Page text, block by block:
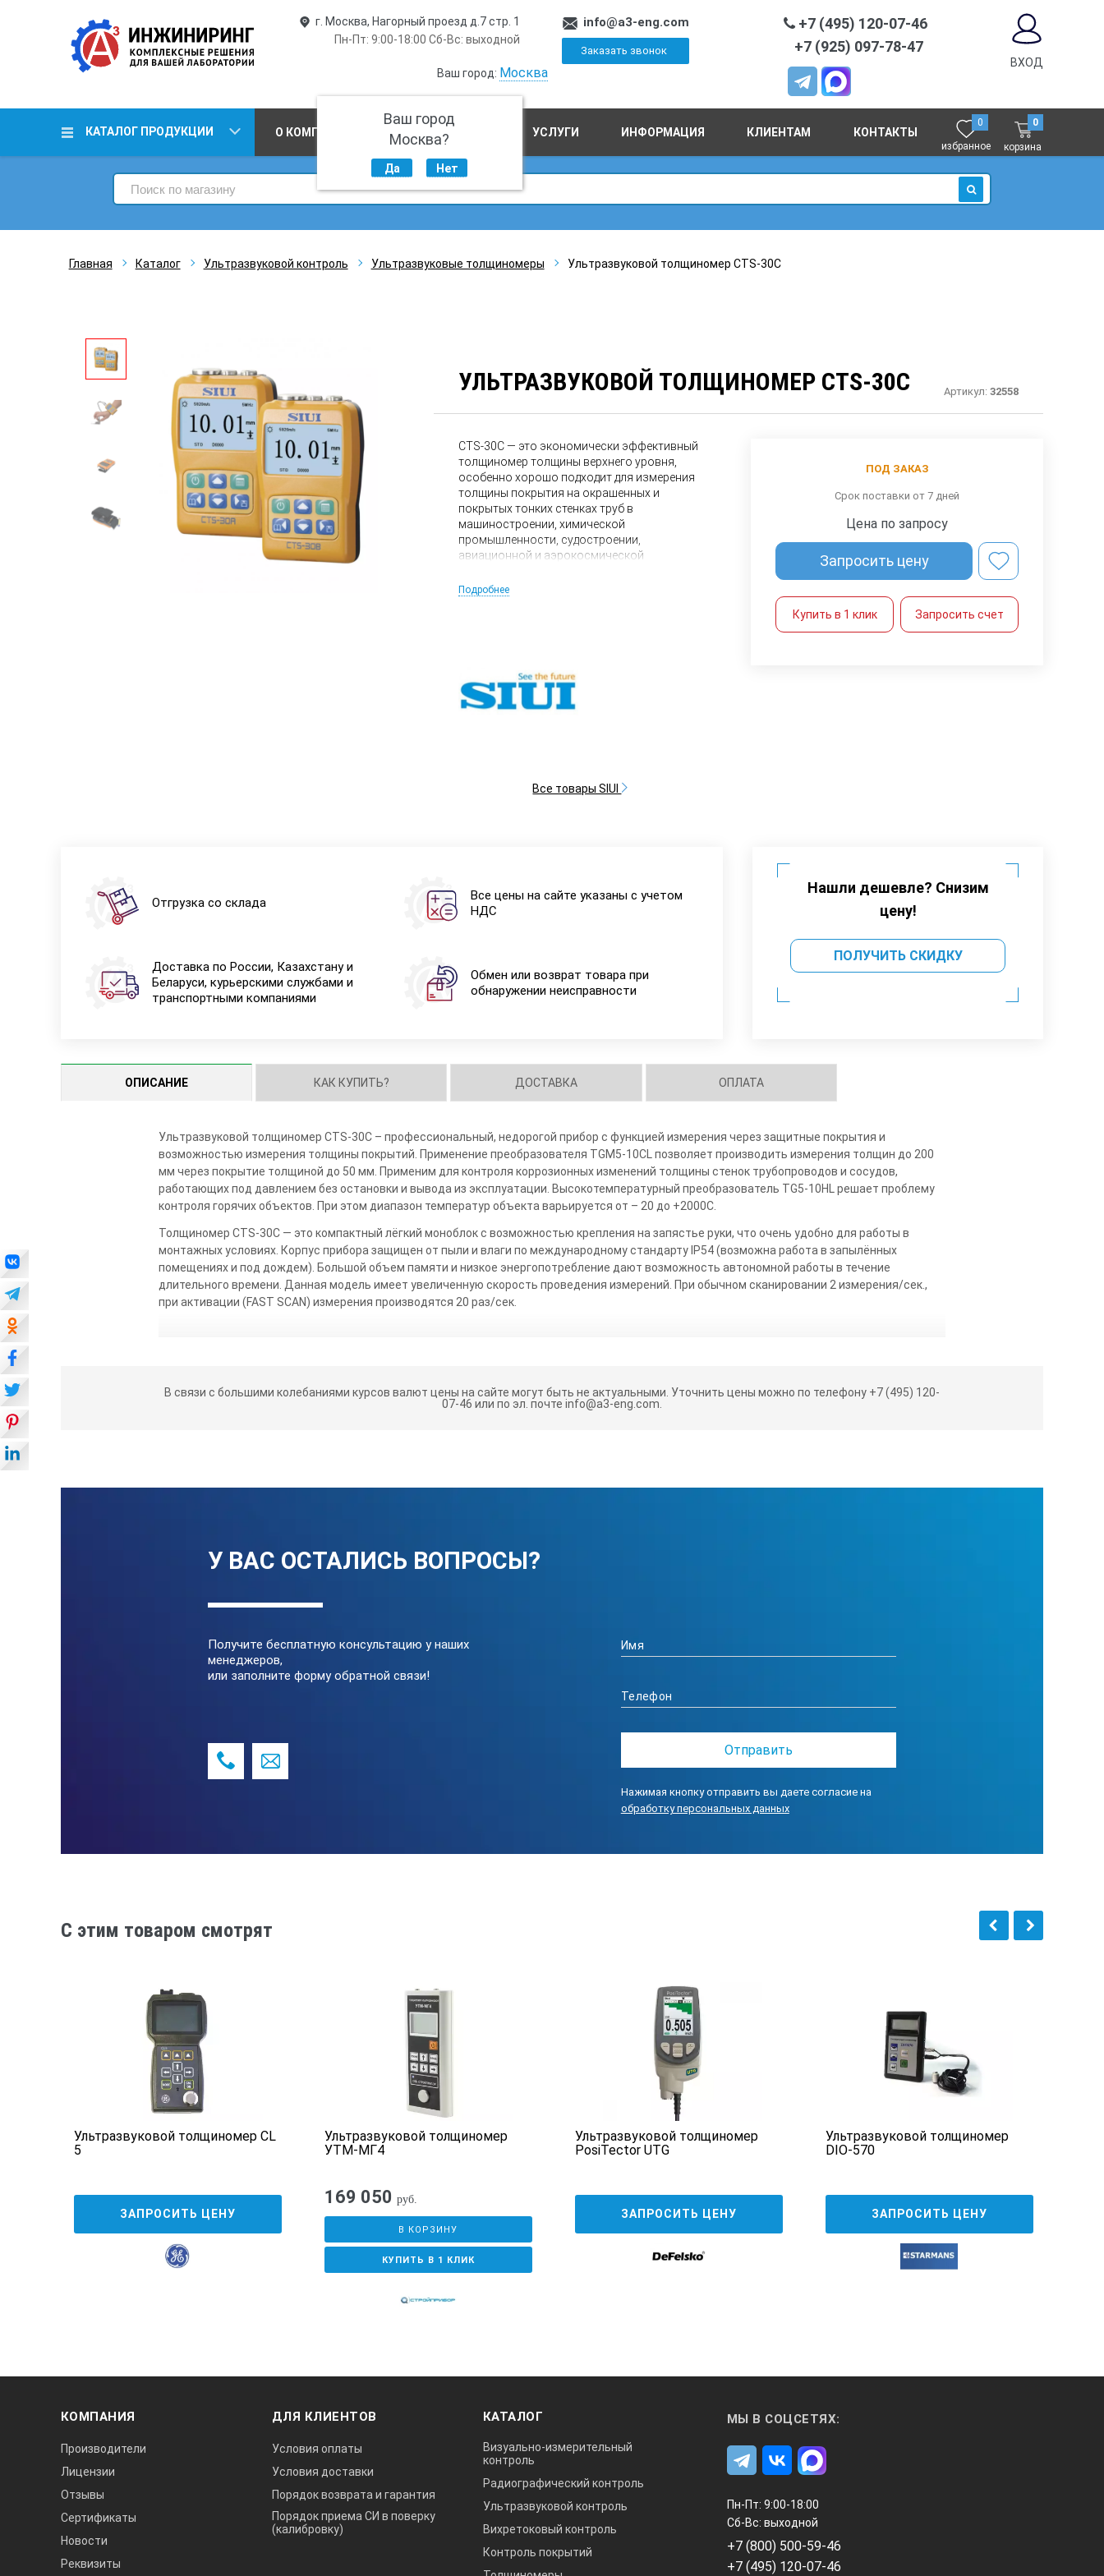
г. Москва, Нагорный проезд д.7 стр. 1
Пн-Пт: 9:00-18:00 Сб-Вс: выходной
Ваш город: Москва
Ваш город
Москва?
Да Нет
info@a3-eng.com
Заказать звонок
+7 (495) 120-07-46
+7 (925) 097-78-47
ВХОД
КАТАЛОГ ПРОДУКЦИИ О КОМПАНИИ ПРОИЗВОДСТВО УСЛУГИ ИНФОРМАЦИЯ КЛИЕНТАМ КОНТАКТЫ
0
избранное
0
корзина
ИСКАТЬ
Главная Каталог Ультразвуковой контроль Ультразвуковые толщиномеры Ультразвуковой толщиномер CTS-30C
УЛЬТРАЗВУКОВОЙ ТОЛЩИНОМЕР CTS-30C Артикул:32558
CTS-30C — это экономически эффективный
толщиномер толщины верхнего уровня,
особенно хорошо подходит для измерения
толщины покрытия на окрашенных и
покрытых тонких стенках труб в
машиностроении, химической
промышленности, судостроении,
авиационной и аэрокосмической
Подробнее
Все товары SIUI
ПОД ЗАКАЗ
Срок поставки от 7 дней
Цена по запросу
Запросить цену
Купить в 1 клик Запросить счет
Отгрузка со склада
Все цены на сайте указаны с учетом
НДС
Доставка по России, Казахстану и
Беларуси, курьерскими службами и
транспортными компаниями
Обмен или возврат товара при
обнаружении неисправности
Нашли дешевле? Снизим
цену!
ПОЛУЧИТЬ СКИДКУ
ОПИСАНИЕ КАК КУПИТЬ? ДОСТАВКА ОПЛАТА
Ультразвуковой толщиномер CTS-30C – профессиональный, недорогой прибор с функцией измерения через защитные покрытия и
возможностью измерения толщины покрытий. Применение преобразователя TGM5-10CL позволяет производить измерения толщин до 200
мм через покрытие толщиной до 50 мм. Применим для контроля коррозионных изменений толщины стенок трубопроводов и сосудов,
работающих под давлением без остановки и вывода из эксплуатации. Высокотемпературный преобразователь TG5-10HL решает проблему
контроля горячих объектов. При этом диапазон температур объекта варьируется от – 20 до +2000С.
Толщиномер CTS-30C — это компактный лёгкий моноблок с возможностью крепления на запястье руки, что очень удобно для работы в
монтажных условиях. Корпус прибора защищен от пыли и влаги по международному стандарту IP54 (возможна работа в запылённых
помещениях и под дождем). Большой объем памяти и низкое энергопотребление дают возможность автономной работы в течение
длительного времени. Данная модель имеет увеличенную скорость проведения измерений. При обычном сканировании 2 измерения/сек.,
при активации (FAST SCAN) измерения производятся 20 раз/сек.
В связи с большими колебаниями курсов валют цены на сайте могут быть не актуальными. Уточнить цены можно по телефону +7 (495) 120-
07-46 или по эл. почте info@a3-eng.com.
У ВАС ОСТАЛИСЬ ВОПРОСЫ?
Получите бесплатную консультацию у наших
менеджеров,
или заполните форму обратной связи!
Нажимая кнопку отправить вы даете согласие на
обработку персональных данных
C этим товаром смотрят
Ультразвуковой толщиномер CL
5
ЗАПРОСИТЬ ЦЕНУ
Ультразвуковой толщиномер
УТМ-МГ4
169 050 руб.
В КОРЗИНУ
КУПИТЬ В 1 КЛИК
Ультразвуковой толщиномер
PosiTector UTG
ЗАПРОСИТЬ ЦЕНУ
Ультразвуковой толщиномер
DIO-570
ЗАПРОСИТЬ ЦЕНУ
КОМПАНИЯ
Производители
Лицензии
Отзывы
Сертификаты
Новости
Реквизиты
ДЛЯ КЛИЕНТОВ
Условия оплаты
Условия доставки
Порядок возврата и гарантия
Порядок приема СИ в поверку
(калибровку)
КАТАЛОГ
Визуально-измерительный
контроль
Радиографический контроль
Ультразвуковой контроль
Вихретоковый контроль
Контроль покрытий
МЫ В СОЦСЕТЯХ:
Пн-Пт: 9:00-18:00
Сб-Вс: выходной
+7 (800) 500-59-46
+7 (495) 120-07-46